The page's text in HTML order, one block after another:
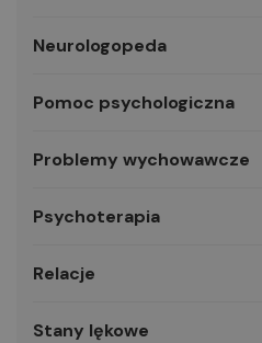
Neurologopeda
Pomoc psychologiczna
Problemy wychowawcze
Psychoterapia
Relacje
Stany lękowe